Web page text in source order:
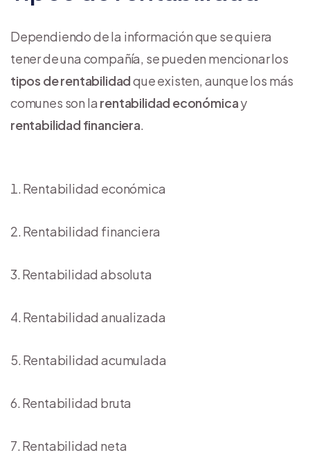
Dependiendo de la información que se quiera
tener de una compañía, se pueden mencionar los
tipos de rentabilidadque existen, aunque los más
comunes son la rentabilidad económicay
rentabilidad financiera.
Rentabilidad económica
Rentabilidad financiera
Rentabilidad absoluta
Rentabilidad anualizada
Rentabilidad acumulada
Rentabilidad bruta
Rentabilidad neta